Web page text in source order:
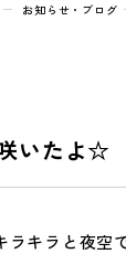
お知らせ・ブログ
いたよ☆
キラと夜空